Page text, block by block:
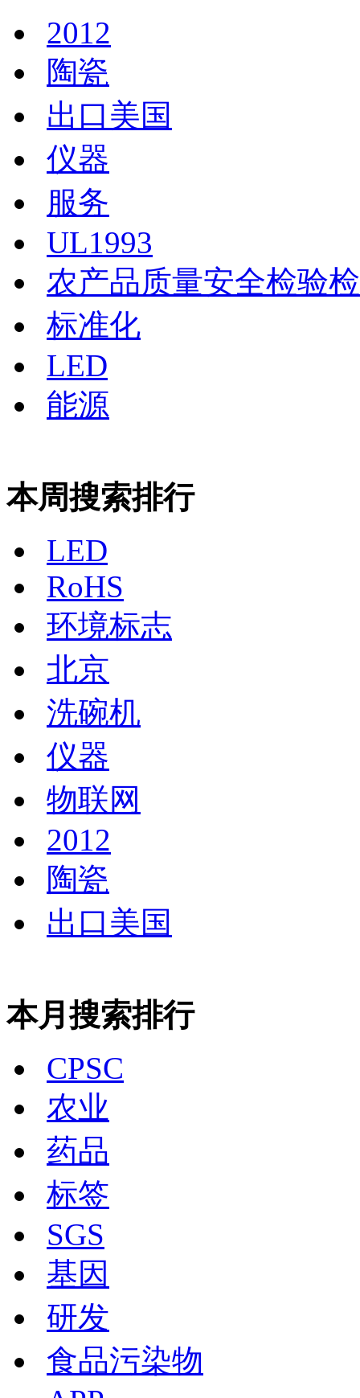
2012
陶瓷
出口美国
仪器
服务
UL1993
农产品质量安全检验
标准化
LED
能源
本周搜索排行
LED
RoHS
环境标志
北京
洗碗机
仪器
物联网
2012
陶瓷
出口美国
本月搜索排行
CPSC
农业
药品
标签
SGS
基因
研发
食品污染物